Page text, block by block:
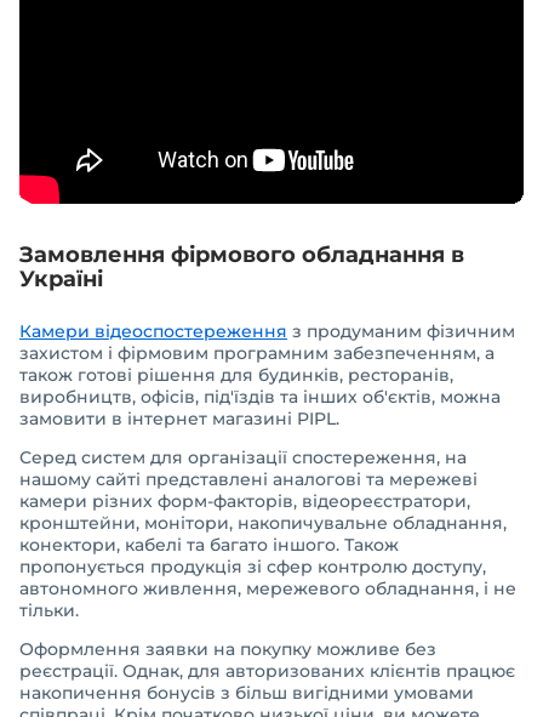
Замовлення фірмового обладнання в
Україні
Камери відеоспостереження з продуманим фізичним
захистом і фірмовим програмним забезпеченням, а
також готові рішення для будинків, ресторанів,
виробництв, офісів, під'їздів та інших об'єктів, можна
замовити в інтернет магазині PIPL.
Серед систем для організації спостереження, на
нашому сайті представлені аналогові та мережеві
камери різних форм-факторів, відеореєстратори,
кронштейни, монітори, накопичувальне обладнання,
конектори, кабелі та багато іншого. Також
пропонується продукція зі сфер контролю доступу,
автономного живлення, мережевого обладнання, і не
тільки.
Оформлення заявки на покупку можливе без
реєстрації. Однак, для авторизованих клієнтів працює
накопичення бонусів з більш вигідними умовами